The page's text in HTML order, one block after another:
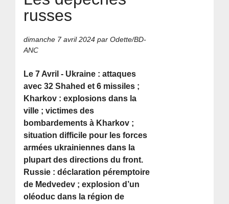
russes
dimanche 7 avril 2024 par Odette/BD-
ANC
Le 7 Avril - Ukraine : attaques
avec 32 Shahed et 6 missiles ;
Kharkov : explosions dans la
ville ; victimes des
bombardements à Kharkov ;
situation difficile pour les forces
armées ukrainiennes dans la
plupart des directions du front.
Russie : déclaration péremptoire
de Medvedev ; explosion d’un
oléoduc dans la région de